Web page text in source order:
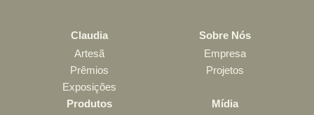
Claudia
Artesã
Prêmios
Exposições
Sobre Nós
Empresa
Projetos
Produtos
Mídia